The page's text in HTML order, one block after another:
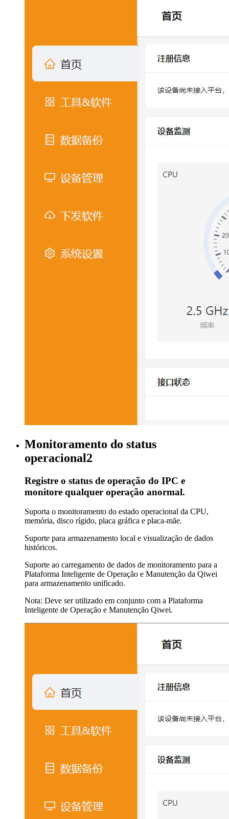
Monitoramento do status
operacional2
Registre o status de operação do IPC e
monitore qualquer operação anormal.
Suporta o monitoramento do estado operacional da CPU,
memória, disco rígido, placa gráfica e placa-mãe.
Suporte para armazenamento local e visualização de dados
históricos.
Suporte ao carregamento de dados de monitoramento para a
Plataforma Inteligente de Operação e Manutenção da Qiwei
para armazenamento unificado.
Nota: Deve ser utilizado em conjunto com a Plataforma
Inteligente de Operação e Manutenção Qiwei.